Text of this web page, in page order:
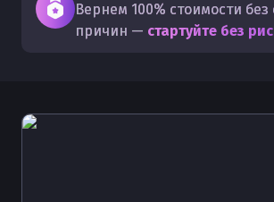
Вернем 100% стоимости
причин — стартуйте без